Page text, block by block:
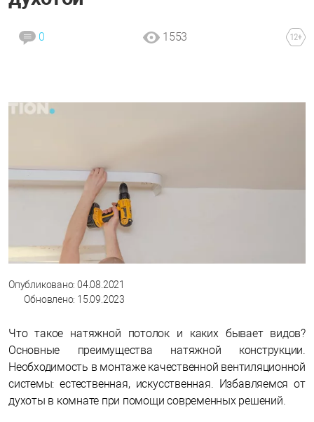
0 1553
Опубликовано: 04.08.2021
Обновлено: 15.09.2023
Что такое натяжной потолок и каких бывает видов?
Основные преимущества натяжной конструкции.
Необходимость в монтаже качественной вентиляционной
системы: естественная, искусственная. Избавляемся от
духоты в комнате при помощи современных решений.